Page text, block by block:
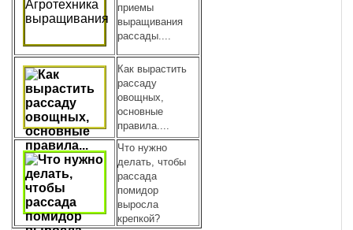
приемы
выращивания
рассады....
Как вырастить
рассаду
овощных,
основные
правила....
Что нужно
делать, чтобы
рассада
помидор
выросла
крепкой?